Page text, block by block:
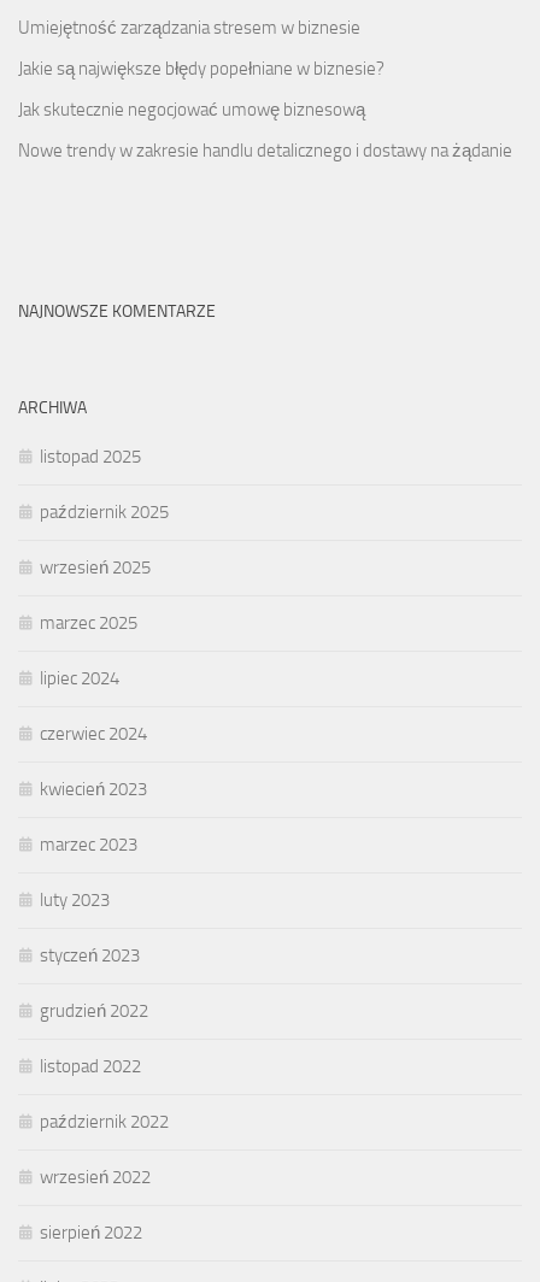
Umiejętność zarządzania stresem w biznesie
Jakie są największe błędy popełniane w biznesie?
Jak skutecznie negocjować umowę biznesową
Nowe trendy w zakresie handlu detalicznego i dostawy na żądanie
NAJNOWSZE KOMENTARZE
ARCHIWA
listopad 2025
październik 2025
wrzesień 2025
marzec 2025
lipiec 2024
czerwiec 2024
kwiecień 2023
marzec 2023
luty 2023
styczeń 2023
grudzień 2022
listopad 2022
październik 2022
wrzesień 2022
sierpień 2022